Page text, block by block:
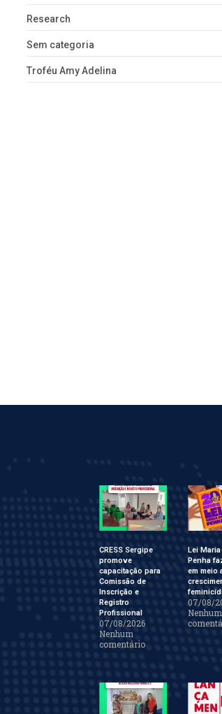
Research
Sem categoria
Troféu Amy Adelina
CRESS Sergipe
promove
capacitação para
Comissão de
Inscrição e
Registro
Profissional
07/08/2026
Nenhum
comentário
Lei
Penha
em meio
07/08/
Nenhum